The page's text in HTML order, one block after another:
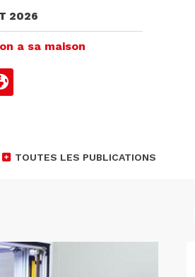
2026
a sa maison
TOUTES LES PUBLICATIONS